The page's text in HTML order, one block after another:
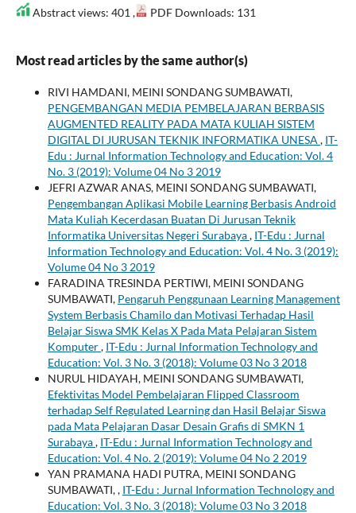
Abstract views: 401 , PDF Downloads: 131
Most read articles by the same author(s)
RIVI HAMDANI, MEINI SONDANG SUMBAWATI,
PENGEMBANGAN MEDIA PEMBELAJARAN BERBASIS
AUGMENTED REALITY PADA MATA KULIAH SISTEM
DIGITAL DI JURUSAN TEKNIK INFORMATIKA UNESA , IT-
Edu : Jurnal Information Technology and Education: Vol. 4
No. 3 (2019): Volume 04 No 3 2019
JEFRI AZWAR ANAS, MEINI SONDANG SUMBAWATI,
Pengembangan Aplikasi Mobile Learning Berbasis Android
Mata Kuliah Kecerdasan Buatan Di Jurusan Teknik
Informatika Universitas Negeri Surabaya, IT-Edu : Jurnal
Information Technology and Education: Vol. 4 No. 3 (2019):
Volume 04 No 3 2019
FARADINA TRESINDA PERTIWI, MEINI SONDANG
SUMBAWATI, Pengaruh Penggunaan Learning Management
System Berbasis Chamilo dan Motivasi Terhadap Hasil
Belajar Siswa SMK Kelas X Pada Mata Pelajaran Sistem
Komputer, IT-Edu : Jurnal Information Technology and
Education: Vol. 3 No. 3 (2018): Volume 03 No 3 2018
NURUL HIDAYAH, MEINI SONDANG SUMBAWATI,
Efektivitas Model Pembelajaran Flipped Classroom
terhadap Self Regulated Learning dan Hasil Belajar Siswa
pada Mata Pelajaran Dasar Desain Grafis di SMKN 1
Surabaya, IT-Edu : Jurnal Information Technology and
Education: Vol. 4 No. 2 (2019): Volume 04 No 2 2019
YAN PRAMANA HADI PUTRA, MEINI SONDANG
SUMBAWATI,, IT-Edu : Jurnal Information Technology and
Education: Vol. 3 No. 3 (2018): Volume 03 No 3 2018